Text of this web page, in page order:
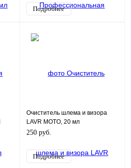
Подробнее
Очиститель шлема и визора
LAVR MOTO, 20 мл
250 руб.
Подробнее